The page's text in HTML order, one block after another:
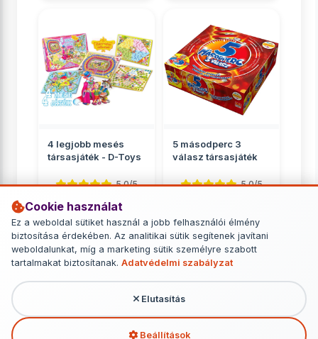
Cookie használat
Ez a weboldal sütiket használ a jobb felhasználói élmény
biztosítása érdekében. Az analitikai sütik segítenek javítani
weboldalunkat, míg a marketing sütik személyre szabott
tartalmakat biztosítanak. Adatvédelmi szabályzat
Elutasítás
Beállítások
4 legjobb mesés
társasjáték - D-Toys
5.0/5
Családnak
2 799 Ft
RÉSZLETEK
5 másodperc 3
válasz társasjáték
5.0/5
6 749 Ft
RÉSZLETEK
További termékek - Családnak